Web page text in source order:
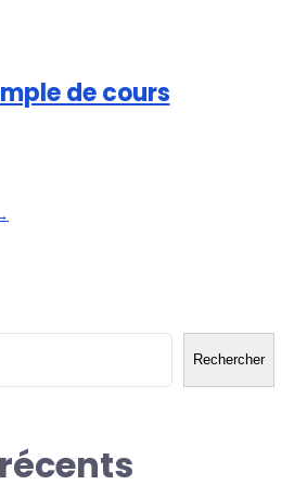
de cours
Rechercher